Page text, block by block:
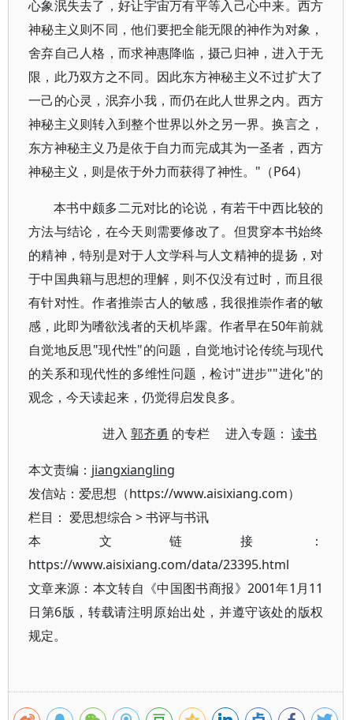
心象泯失去了，好让宇宙万有平等入己心中来。西方
神秘主义则不同，他们要把全能无限的神作为对象，
舍弃自己人格，而求神惠降临，摄己归神，进入于无
限，此乃双方之不同。因此东方神秘主义不过扩大了
一己的心灵，泯弃小我，而仍在此人世界之内。西方
神秘主义则转入到整个世界以外之另一界。换言之，
东方神秘主义乃是依于自力而完成其为一圣者，西方
神秘主义，则是依于外力而获得了神性。"（P64）
本书中颇多二元对比的论说，有若干中西比较的
方法与结论，在今天则需要修改了。但贯穿本书始终
的精神，特别是对于人文学科与人文精神的提扬，对
于中国典籍与思想的理解，则不仅没有过时，而且很
有针对性。作者推崇古人的敏感，我很推崇作者的敏
感，此即为嗜欲浅者的天机毕露。作者早在50年前就
自觉地反思"现代性"的问题，自觉地讨论传统与现代
的关系和现代性的多维性问题，检讨"进步""进化"的
观念，今天读起来，仍觉得启发良多。
进入郭齐勇 的专栏 进入专题：读书
本文责编： jiangxiangling
发信站：爱思想（https://www.aisixiang.com）
栏目： 爱思想综合 >书评与书讯
本文链接：
https://www.aisixiang.com/data/23395.html
文章来源：本文转自《中国图书商报》2001年1月11
日第6版，转载请注明原始出处，并遵守该处的版权
规定。